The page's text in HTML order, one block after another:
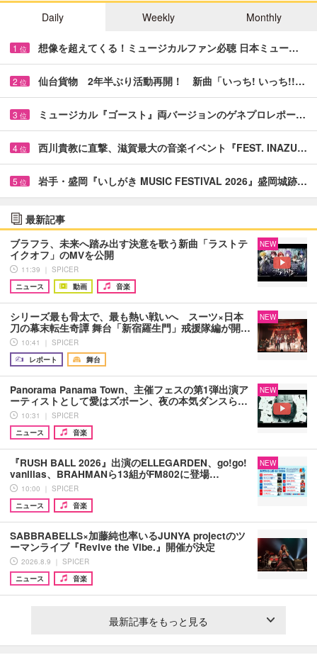
Daily
Weekly Monthly
1 位 想像を超えてくる！ミュージカルファン必聴 日本ミュー…
2 位 仙台貨物 2年半ぶり活動再開！ 新曲「いっち! いっち!!…
3 位 ミュージカル『ゴースト』両バージョンのゲネプロレポー…
4 位 西川貴教に直撃、滋賀最大の音楽イベント『FEST. INAZU…
5 位 岩手・盛岡『いしがき MUSIC FESTIVAL 2026』盛岡城跡…
最新記事
ブラフラ、未来へ踏み出す決意を歌う新曲「ラストテ
イクオフ」のMVを公開
11:39 ｜ SPICER
ニュース
動画 音楽
NEW
シリーズ最も骨太で、最も熱い戦いへ スーツ×日本
刀の幕末転生奇譚 舞台「新宿羅生門」戒援隊編が開…
10:41 ｜ SPICER
レポート
舞台
NEW
Panorama Panama Town、主催フェスの第1弾出演ア
ーティストとして愛はズボーン、夜の本気ダンスら…
10:31 ｜ SPICER
ニュース
音楽
NEW
『RUSH BALL 2026』出演のELLEGARDEN、go!go!
vanillas、BRAHMANら13組がFM802に登場…
10:00 ｜ SPICER
ニュース
音楽
NEW
SABBRABELLS×加藤純也率いるJUNYA projectのツ
ーマンライブ『Revive the Vibe.』開催が決定
2026.8.9 ｜ SPICER
ニュース
音楽
最新記事をもっと見る